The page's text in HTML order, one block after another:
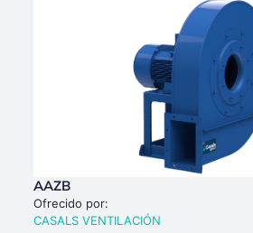
AAZB
Ofrecido por:
CASALS VENTILACIÓN